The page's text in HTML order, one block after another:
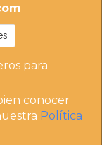
para
conocer
Política
asertec